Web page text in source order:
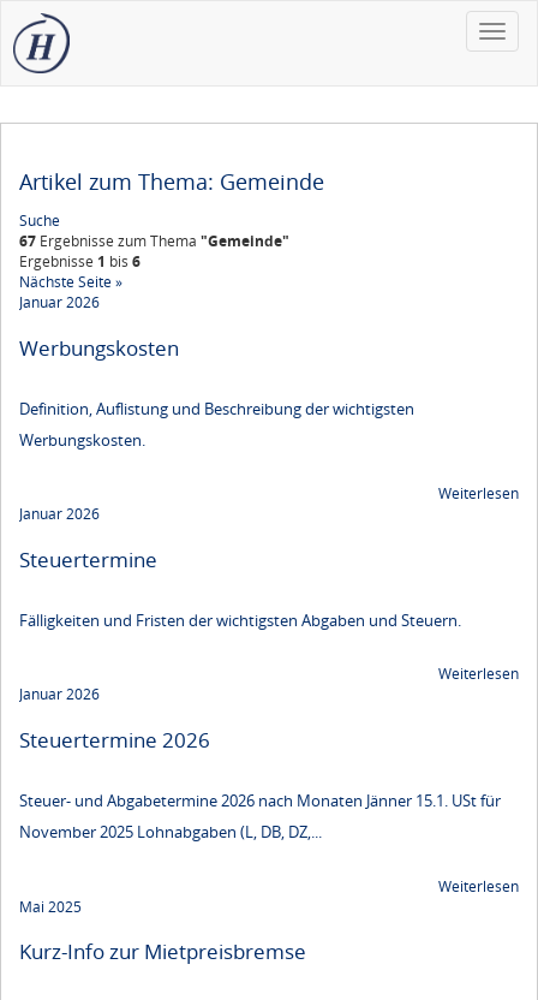
Toggle
Artikel zum Thema: Gemeinde
Suche
67 Ergebnisse zum Thema "Gemeinde"
Ergebnisse 1 bis 6
Nächste Seite »
Januar 2026
Werbungskosten
Definition, Auflistung und Beschreibung der wichtigsten
Werbungskosten.
Weiterlesen
Januar 2026
Steuertermine
Fälligkeiten und Fristen der wichtigsten Abgaben und Steuern.
Weiterlesen
Januar 2026
Steuertermine 2026
Steuer- und Abgabetermine 2026 nach Monaten Jänner 15.1. USt für
November 2025 Lohnabgaben (L, DB, DZ,...
Weiterlesen
Mai 2025
Kurz-Info zur Mietpreisbremse